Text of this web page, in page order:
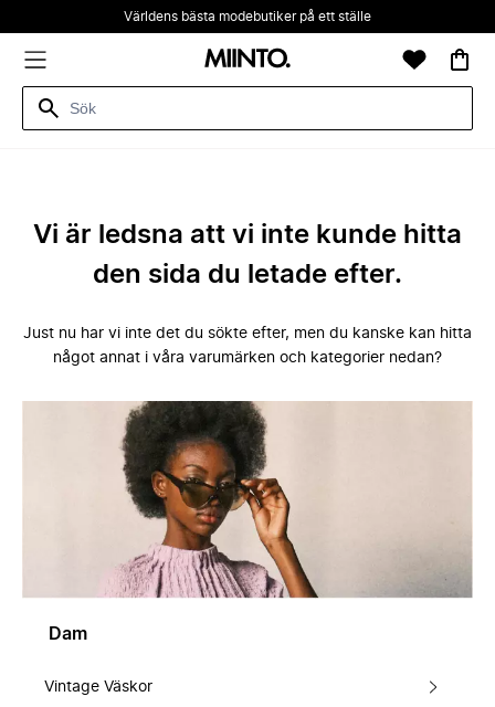
Världens bästa modebutiker på ett ställe
Vi är ledsna att vi inte kunde hitta
den sida du letade efter.
Just nu har vi inte det du sökte efter, men du kanske kan hitta
något annat i våra varumärken och kategorier nedan?
Dam
Vintage Väskor